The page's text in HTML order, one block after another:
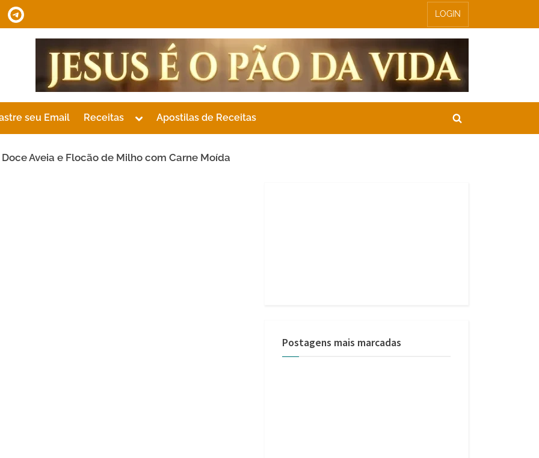
Telegram LOGIN
seu Email Receitas
Toggle
menu
Apostilas de Receitas
Toggle
Aveia e Flocão de Milho com Carne Moída
Postagens mais marcadas